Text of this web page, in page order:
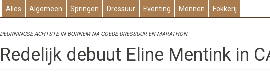
Alles Algemeen Springen Dressuur Eventing Mennen Fokkerij
DEURNINGSE ACHTSTE IN BORNEM NA GOEDE DRESSUUR EN MARATHON
Redelijk debuut Eline Mentink in